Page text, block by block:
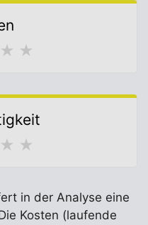
★ ★
★ ★
in der Analyse eine
Kosten (laufende